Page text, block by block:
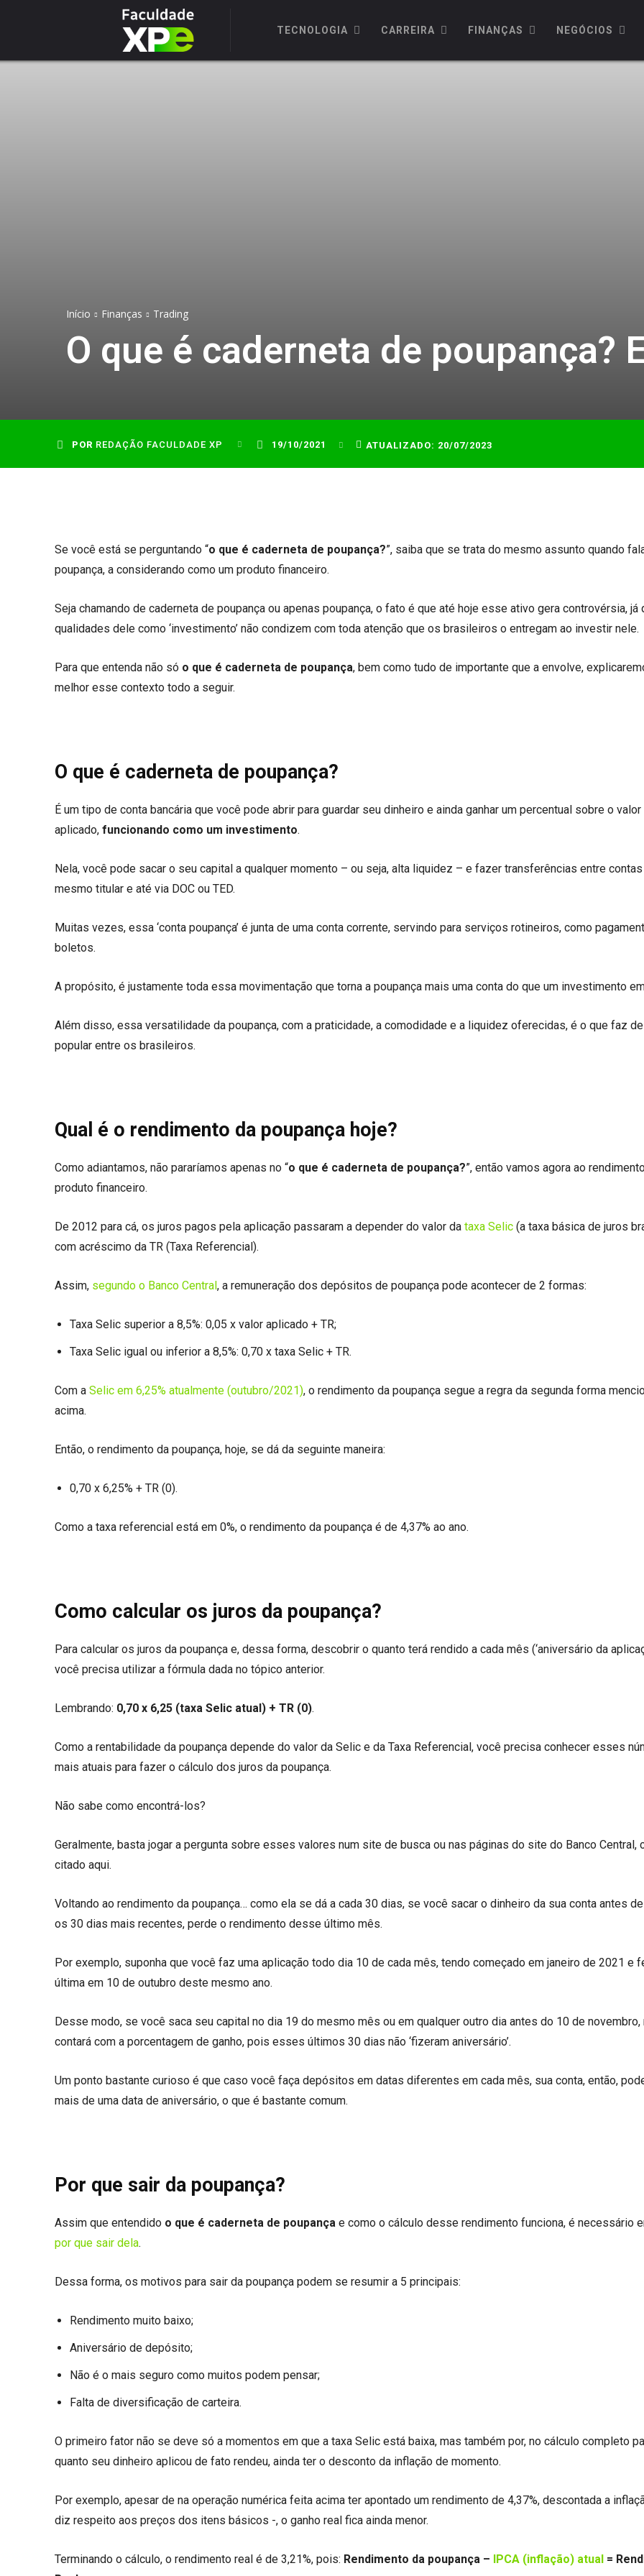
TECNOLOGIA CARREIRA FINANÇAS NEGÓCIOS
Início Finanças Trading
O que é caderneta de poupança?
POR REDAÇÃO FACULDADE XP 19/10/2021 ATUALIZADO: 20/07/2023
Se você está se perguntando “o que é caderneta de poupança?”, saiba que se trata do mesmo assunto quando
poupança, a considerando como um produto financeiro.
Seja chamando de caderneta de poupança ou apenas poupança, o fato é que até hoje esse ativo gera controvérsia, já
qualidades dele como ‘investimento’ não condizem com toda atenção que os brasileiros o entregam ao investir nele.
Para que entenda não só o que é caderneta de poupança, bem como tudo de importante que a envolve,
melhor esse contexto todo a seguir.
O que é caderneta de poupança?
É um tipo de conta bancária que você pode abrir para guardar seu dinheiro e ainda ganhar um percentual sobre o valor
aplicado, funcionando como um investimento.
Nela, você pode sacar o seu capital a qualquer momento – ou seja, alta liquidez – e fazer transferências entre
mesmo titular e até via DOC ou TED.
Muitas vezes, essa ‘conta poupança’ é junta de uma conta corrente, servindo para serviços rotineiros, como
boletos.
A propósito, é justamente toda essa movimentação que torna a poupança mais uma conta do que um investimento
Além disso, essa versatilidade da poupança, com a praticidade, a comodidade e a liquidez oferecidas, é o que faz
popular entre os brasileiros.
Qual é o rendimento da poupança hoje?
Como adiantamos, não pararíamos apenas no “o que é caderneta de poupança?”, então vamos agora ao
produto financeiro.
De 2012 para cá, os juros pagos pela aplicação passaram a depender do valor da taxa Selic (a taxa básica de juros
com acréscimo da TR (Taxa Referencial).
Assim, segundo o Banco Central, a remuneração dos depósitos de poupança pode acontecer de 2 formas:
Taxa Selic superior a 8,5%: 0,05 x valor aplicado + TR;
Taxa Selic igual ou inferior a 8,5%: 0,70 x taxa Selic + TR.
Com a Selic em 6,25% atualmente (outubro/2021), o rendimento da poupança segue a regra da segunda forma
acima.
Então, o rendimento da poupança, hoje, se dá da seguinte maneira:
0,70 x 6,25% + TR (0).
Como a taxa referencial está em 0%, o rendimento da poupança é de 4,37% ao ano.
Como calcular os juros da poupança?
Para calcular os juros da poupança e, dessa forma, descobrir o quanto terá rendido a cada mês (‘aniversário da
você precisa utilizar a fórmula dada no tópico anterior.
Lembrando: 0,70 x 6,25 (taxa Selic atual) + TR (0).
Como a rentabilidade da poupança depende do valor da Selic e da Taxa Referencial, você precisa conhecer esses
mais atuais para fazer o cálculo dos juros da poupança.
Não sabe como encontrá-los?
Geralmente, basta jogar a pergunta sobre esses valores num site de busca ou nas páginas do site do Banco Central,
citado aqui.
Voltando ao rendimento da poupança… como ela se dá a cada 30 dias, se você sacar o dinheiro da sua conta antes
os 30 dias mais recentes, perde o rendimento desse último mês.
Por exemplo, suponha que você faz uma aplicação todo dia 10 de cada mês, tendo começado em janeiro de 2021 e
última em 10 de outubro deste mesmo ano.
Desse modo, se você saca seu capital no dia 19 do mesmo mês ou em qualquer outro dia antes do 10 de novembro,
contará com a porcentagem de ganho, pois esses últimos 30 dias não ‘fizeram aniversário’.
Um ponto bastante curioso é que caso você faça depósitos em datas diferentes em cada mês, sua conta, então,
mais de uma data de aniversário, o que é bastante comum.
Por que sair da poupança?
Assim que entendido o que é caderneta de poupança e como o cálculo desse rendimento funciona, é necessário
por que sair dela.
Dessa forma, os motivos para sair da poupança podem se resumir a 5 principais:
Rendimento muito baixo;
Aniversário de depósito;
Não é o mais seguro como muitos podem pensar;
Falta de diversificação de carteira.
O primeiro fator não se deve só a momentos em que a taxa Selic está baixa, mas também por, no cálculo completo
quanto seu dinheiro aplicou de fato rendeu, ainda ter o desconto da inflação de momento.
Por exemplo, apesar de na operação numérica feita acima ter apontado um rendimento de 4,37%, descontada a
diz respeito aos preços dos itens básicos -, o ganho real fica ainda menor.
Terminando o cálculo, o rendimento real é de 3,21%, pois: Rendimento da poupança – IPCA (inflação) atual =